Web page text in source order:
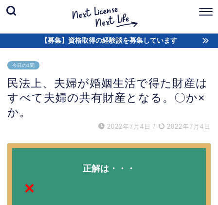
【募集】資格取得の経験談を募集しています
今日の1問
民法上、夫婦が婚姻生活で得た財産は
すべて夫婦の共有財産となる。〇か×
か。
2022年7月4日 / 2022年7月4日
正解は・・・
×